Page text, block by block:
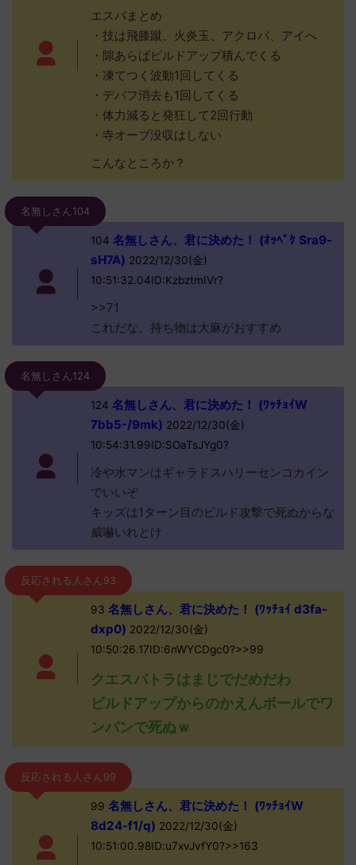
エスバまとめ
・技は飛膝蹴、火炎玉、アクロバ、アイへ
・隙あらばビルドアップ積んでくる
・凍てつく波動1回してくる
・デバフ消去も1回してくる
・体力減ると発狂して2回行動
・寺オーブ没収はしない
こんなところか？
名無しさん104
104 名無しさん、君に決めた！ (ｵｯﾍﾟｹ Sra9-
sH7A) 2022/12/30(金)
10:51:32.04ID:KzbztmIVr?
>>71
これだな。持ち物は大麻がおすすめ
名無しさん124
124 名無しさん、君に決めた！ (ﾜｯﾁｮｲW
7bb5-/9mk) 2022/12/30(金)
10:54:31.99ID:SOaTsJYg0?
冷や水マンはギャラドスハリーセンコカイン
でいいぞ
キッズは1ターン目のビルド攻撃で死ぬからな
威嚇いれとけ
反応される人さん93
93 名無しさん、君に決めた！ (ﾜｯﾁｮｲ d3fa-
dxp0) 2022/12/30(金)
10:50:26.17ID:6nWYCDgc0?>>99
クエスパトラはまじでだめだわ
ビルドアップからのかえんボールでワ
ンパンで死ぬｗ
反応される人さん99
99 名無しさん、君に決めた！ (ﾜｯﾁｮｲW
8d24-f1/q) 2022/12/30(金)
10:51:00.98ID:u7xvJvfY0?>>163